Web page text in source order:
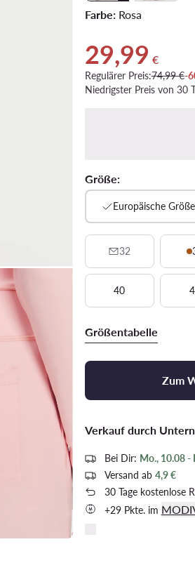
Farbe:Rosa
Aktueller Preis 29,99 €
29,99 €
Regulärer Preis:74,99 €-
Niedrigster Preis von 30
Größe:
Europäische
32
40
Größentabelle
Zum
Verkauf durch
Bei Dir: Mo., 10.08 -
Versand ab 4,9 €
30 Tage kostenlose
+29 Pkte. im